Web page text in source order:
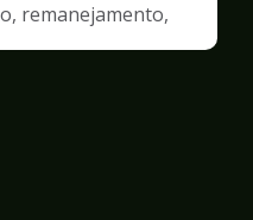
remanejamento,